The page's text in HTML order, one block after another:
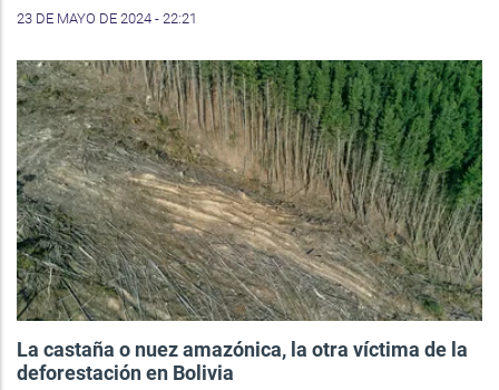
23 DE MAYO DE 2024 - 22:21
La castaña o nuez amazónica, la otra víctima de la
deforestación en Bolivia